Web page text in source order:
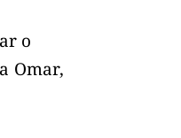
o
Omar,